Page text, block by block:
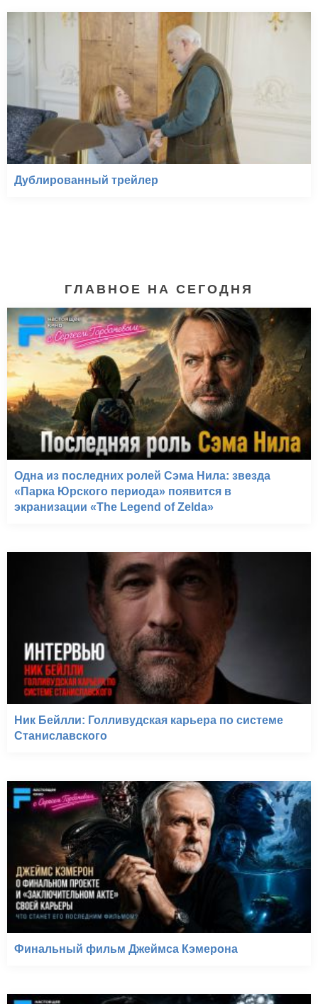
Дублированный трейлер
ГЛАВНОЕ НА СЕГОДНЯ
Одна из последних ролей Сэма Нила: звезда
«Парка Юрского периода» появится в
экранизации «The Legend of Zelda»
Ник Бейлли: Голливудская карьера по системе
Станиславского
Финальный фильм Джеймса Кэмерона